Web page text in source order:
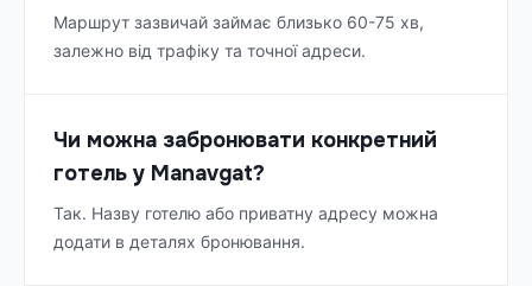
Маршрут зазвичай займає близько 60-75 хв,
залежно від трафіку та точної адреси.
Чи можна забронювати конкретний
готель у Manavgat?
Так. Назву готелю або приватну адресу можна
додати в деталях бронювання.